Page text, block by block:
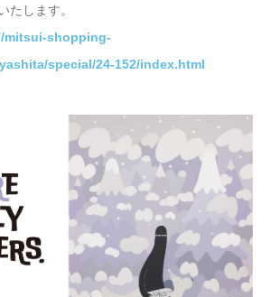
たします。
mitsui-shopping-
special/24-152/index.html